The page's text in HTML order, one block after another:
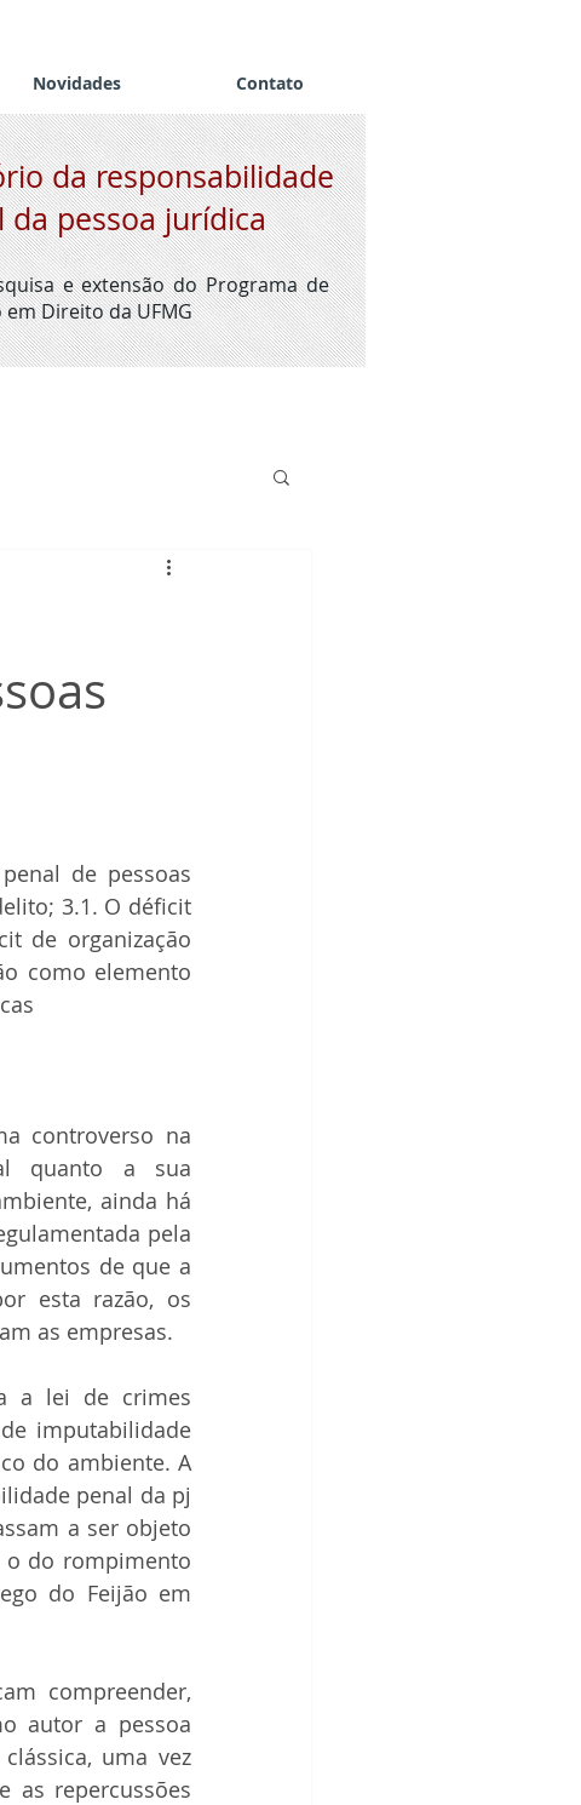
Novidades Contato
da responsabilidade
da pessoa jurídica
e extensão do Programa de
Direito da UFMG
de pessoas
3.1. O déficit
de organização
como elemento
controverso na
quanto a sua
ainda há
pela
de que a
esta razão, os
as empresas.
a lei de crimes
imputabilidade
do ambiente. A
penal da pj
a ser objeto
o do rompimento
do Feijão em
compreender,
autor a pessoa
uma vez
as repercussões